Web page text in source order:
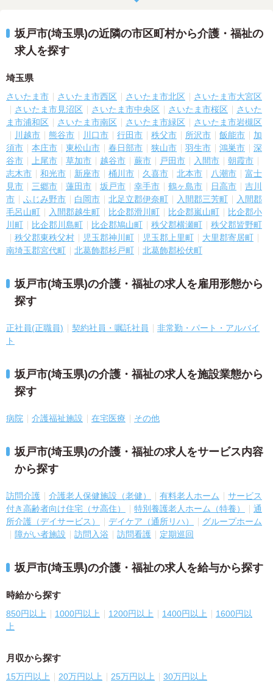
坂戸市(埼玉県)の近隣の市区町村から介護・福祉の
求人を探す
埼玉県
さいたま市 さいたま市西区 さいたま市北区
さいたま市大宮区
さいたま市見沼区
さいたま市中央区 さいたま市桜区
さいた
ま市浦和区
さいたま市南区 さいたま市緑区
さいたま市岩槻区
川越市
熊谷市 川口市 行田市 秩父市 所沢市 飯能市
加
須市
本庄市 東松山市 春日部市 狭山市 羽生市 鴻巣市
深
谷市
上尾市 草加市 越谷市 蕨市 戸田市 入間市
朝霞市
志木市
和光市 新座市 桶川市 久喜市 北本市 八潮市
富士
見市
三郷市 蓮田市 坂戸市 幸手市 鶴ヶ島市 日高市
吉川
市
ふじみ野市 白岡市 北足立郡伊奈町 入間郡三芳町
入間郡
毛呂山町
入間郡越生町 比企郡滑川町 比企郡嵐山町
比企郡小
川町
比企郡川島町 比企郡鳩山町 秩父郡横瀬町
秩父郡皆野町
秩父郡東秩父村
児玉郡神川町 児玉郡上里町
大里郡寄居町
南埼玉郡宮代町
北葛飾郡杉戸町 北葛飾郡松伏町
坂戸市(埼玉県)の介護・福祉の求人を雇用形態から
探す
正社員(正職員) 契約社員・嘱託社員
非常勤・パート・アルバイ
ト
坂戸市(埼玉県)の介護・福祉の求人を施設業態から
探す
病院 介護福祉施設 在宅医療 その他
坂戸市(埼玉県)の介護・福祉の求人をサービス内容
から探す
訪問介護 介護老人保健施設（老健） 有料老人ホーム
サービス
付き高齢者向け住宅（サ高住）
特別養護老人ホーム（特養）
通
所介護（デイサービス）
デイケア（通所リハ）
グループホーム
障がい者施設
訪問入浴 訪問看護 定期巡回
坂戸市(埼玉県)の介護・福祉の求人を給与から探す
時給から探す
850円以上 1000円以上 1200円以上 1400円以上
1600円以
上
月収から探す
15万円以上 20万円以上 25万円以上 30万円以上